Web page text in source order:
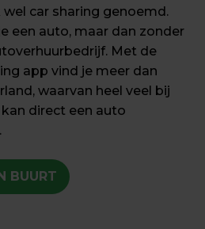
car sharing genoemd.
een auto, maar dan zonder
Met de
app vind je meer dan
waarvan heel veel bij
direct een auto
BUURT